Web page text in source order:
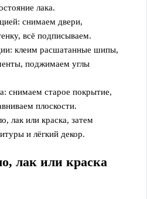
лака.
снимаем двери,
всё подписываем.
клеим расшатанные шипы,
поджимаем углы
снимаем старое покрытие,
плоскости.
лак или краска, затем
и лёгкий декор.
лак или краска